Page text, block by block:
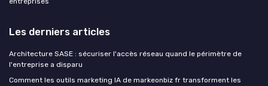
Les derniers articles
Architecture SASE : sécuriser l'accès réseau quand le périmètre de
l'entreprise a disparu
Comment les outils marketing IA de markeonbiz fr transforment les